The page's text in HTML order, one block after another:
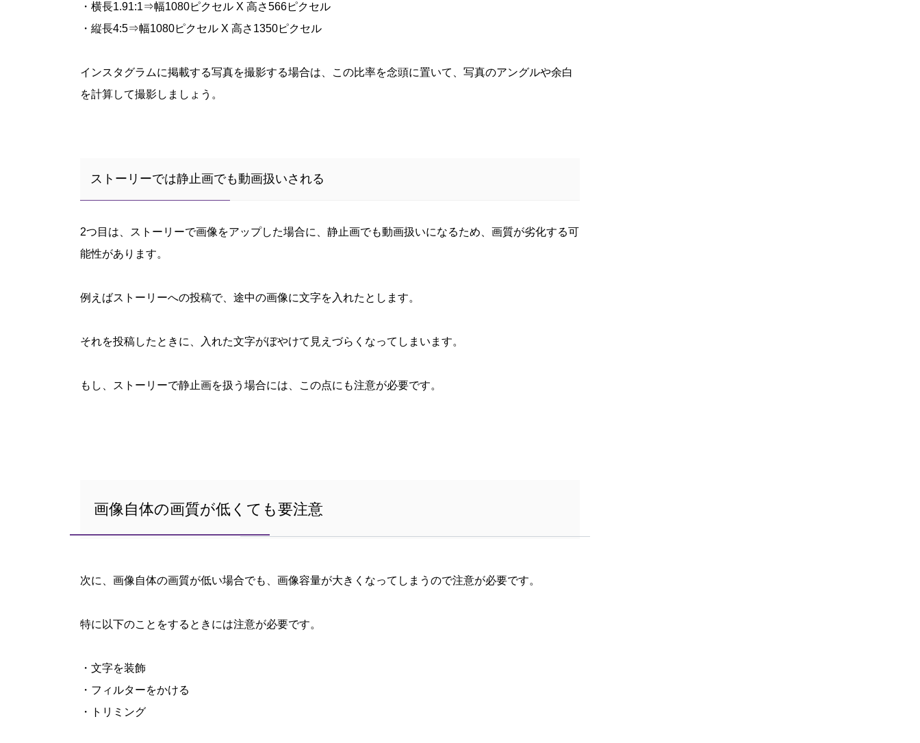
・横長1.91:1⇒幅1080ピクセル X 高さ566ピクセル
・縦長4:5⇒幅1080ピクセル X 高さ1350ピクセル
インスタグラムに掲載する写真を撮影する場合は、この比率を念頭に置いて、写真のアングルや余白
を計算して撮影しましょう。
ストーリーでは静止画でも動画扱いされる
2つ目は、ストーリーで画像をアップした場合に、静止画でも動画扱いになるため、画質が劣化する可
能性があります。
例えばストーリーへの投稿で、途中の画像に文字を入れたとします。
それを投稿したときに、入れた文字がぼやけて見えづらくなってしまいます。
もし、ストーリーで静止画を扱う場合には、この点にも注意が必要です。
画像自体の画質が低くても要注意
次に、画像自体の画質が低い場合でも、画像容量が大きくなってしまうので注意が必要です。
特に以下のことをするときには注意が必要です。
・文字を装飾
・フィルターをかける
・トリミング